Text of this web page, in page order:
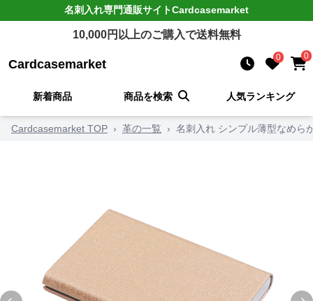
名刺入れ専門通販サイトCardcasemarket
10,000円以上のご購入で送料無料
Cardcasemarket 0 0
新着商品 商品を検索 人気ランキング
Cardcasemarket TOP › 革の一覧 › 名刺入れ シンプル薄型なめら